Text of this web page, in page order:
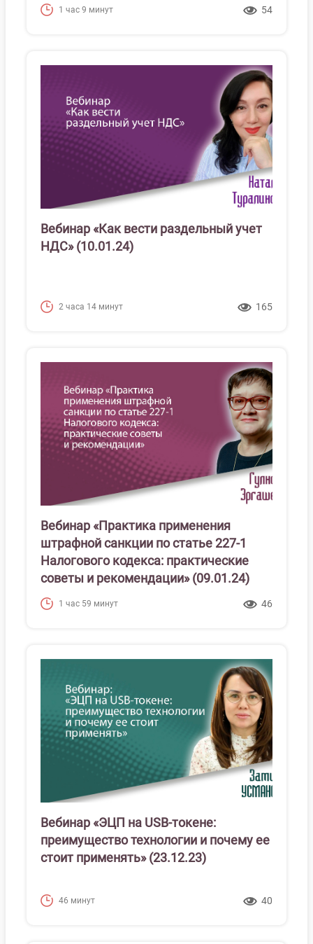
1 час 9 минут 54
Вебинар «Как вести раздельный учет
НДС» (10.01.24)
2 часа 14 минут 165
Вебинар «Практика применения
штрафной санкции по статье 227-1
Налогового кодекса: практические
советы и рекомендации» (09.01.24)
1 час 59 минут 46
Вебинар «ЭЦП на USB-токене:
преимущество технологии и почему ее
стоит применять» (23.12.23)
46 минут 40